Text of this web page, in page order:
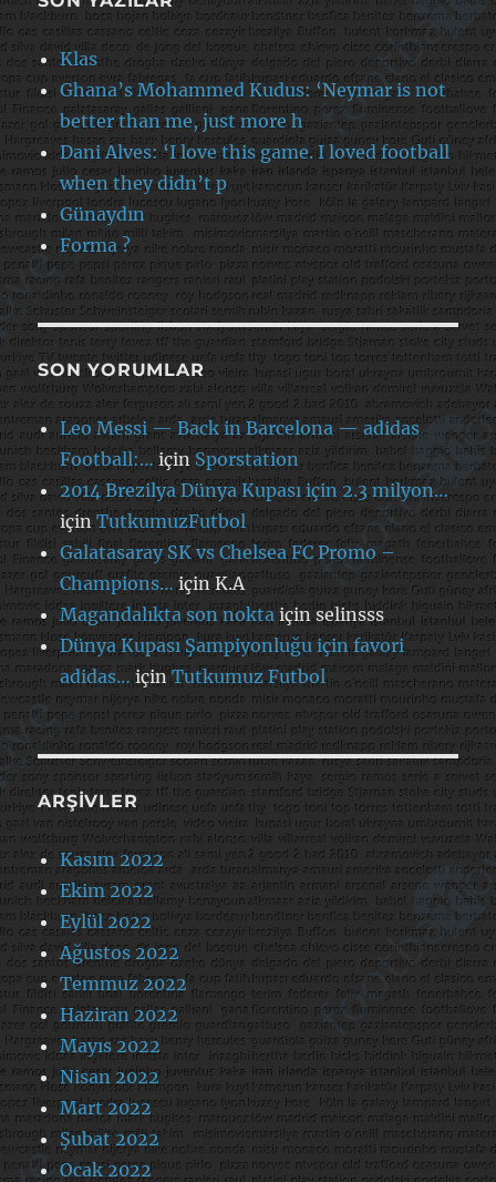
Klas
Ghana’s Mohammed Kudus: ‘Neymar is not
better than me, just more h
Dani Alves: ‘I love this game. I loved football
when they didn’t p
Günaydın
Forma ?
SON YORUMLAR
Leo Messi — Back in Barcelona — adidas
Football:… içinSporstation
2014 Brezilya Dünya Kupası için 2.3 milyon…
içinTutkumuzFutbol
Galatasaray SK vs Chelsea FC Promo –
Champions…içinK.A
Magandalıkta son nokta içinselinsss
Dünya Kupası Şampiyonluğu için favori
adidas…içinTutkumuz Futbol
ARŞIVLER
Kasım 2022
Ekim 2022
Eylül 2022
Ağustos 2022
Temmuz 2022
Haziran 2022
Mayıs 2022
Nisan 2022
Mart 2022
Şubat 2022
Ocak 2022